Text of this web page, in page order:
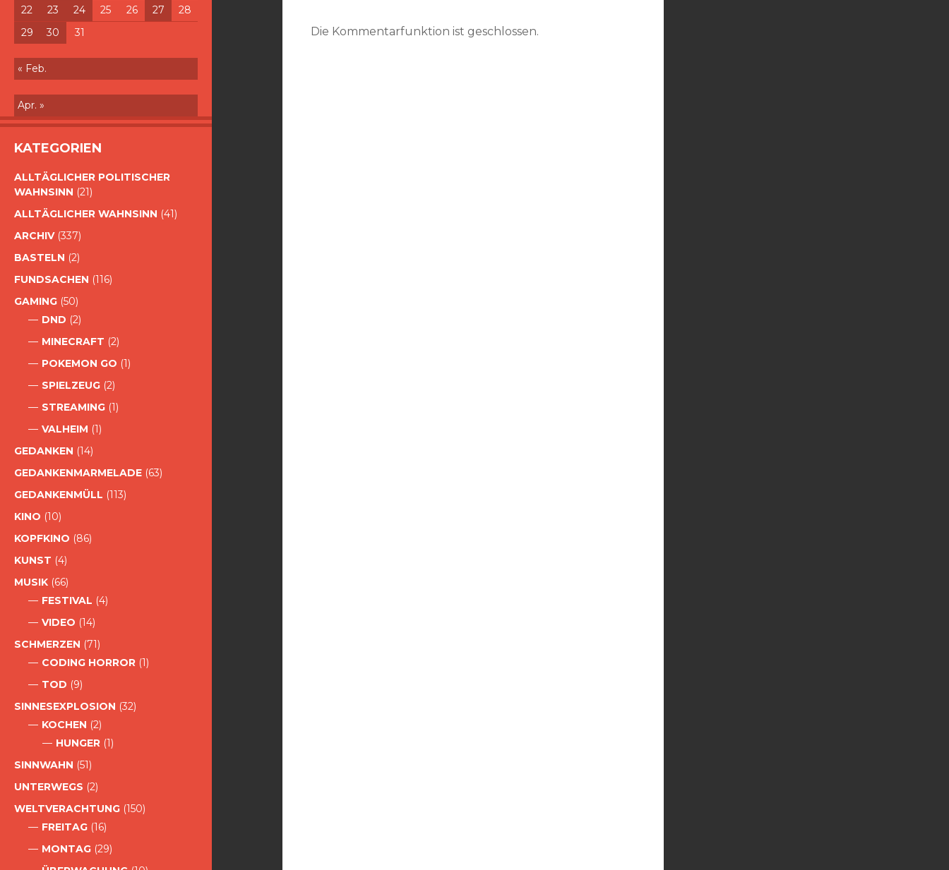
22
23 24 25 26 27
28
29
30 31
« Feb.
Apr. »
KATEGORIEN
ALLTÄGLICHER POLITISCHER
WAHNSINN (21)
ALLTÄGLICHER WAHNSINN (41)
ARCHIV(337)
BASTELN (2)
FUNDSACHEN (116)
GAMING (50)
DND (2)
MINECRAFT (2)
POKEMON GO (1)
SPIELZEUG (2)
STREAMING (1)
VALHEIM (1)
GEDANKEN (14)
GEDANKENMARMELADE (63)
GEDANKENMÜLL (113)
KINO (10)
KOPFKINO (86)
KUNST (4)
MUSIK (66)
FESTIVAL (4)
VIDEO (14)
SCHMERZEN (71)
CODING HORROR (1)
TOD (9)
SINNESEXPLOSION (32)
KOCHEN (2)
HUNGER (1)
SINNWAHN (51)
UNTERWEGS (2)
WELTVERACHTUNG (150)
FREITAG (16)
MONTAG (29)
Die Kommentarfunktion ist geschlossen.